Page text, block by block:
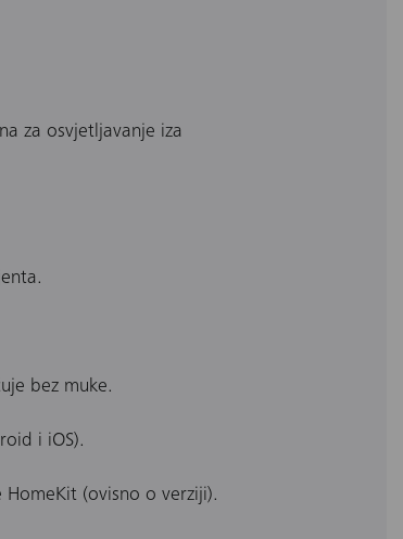
za osvjetljavanje iza
bez muke.
i iOS).
(ovisno o verziji).